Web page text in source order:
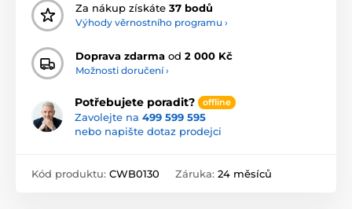
Za nákup získáte 37 bodů
Výhody věrnostního programu ›
Doprava zdarma od 2 000 Kč
Možnosti doručení ›
Potřebujete poradit? offline
Zavolejte na 499 599 595
nebo napište dotaz prodejci
Kód produktu: CWB0130 Záruka: 24 měsíců